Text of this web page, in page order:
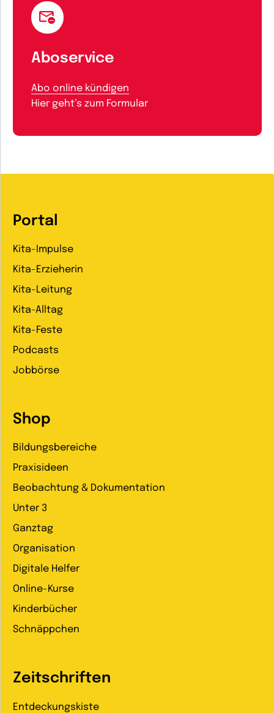
Aboservice
Abo online kündigen
Hier geht’s zum Formular
Portal
Kita-Impulse
Kita-Erzieherin
Kita-Leitung
Kita-Alltag
Kita-Feste
Podcasts
Jobbörse
Shop
Bildungsbereiche
Praxisideen
Beobachtung & Dokumentation
Unter 3
Ganztag
Organisation
Digitale Helfer
Online-Kurse
Kinderbücher
Schnäppchen
Zeitschriften
Entdeckungskiste